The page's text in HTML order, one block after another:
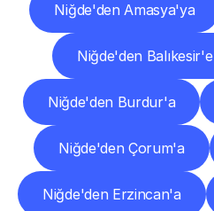
Niğde'den Amasya'ya
Niğde'den Balıkesir'e
Niğde'den Burdur'a
Niğde'den Çorum'a
Niğde'den Erzincan'a